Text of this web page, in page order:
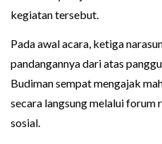
kegiatan tersebut.
Pada awal acara, ketiga
pandangannya dari atas
Budiman sempat mengajak
secara langsung melalui forum
sosial.